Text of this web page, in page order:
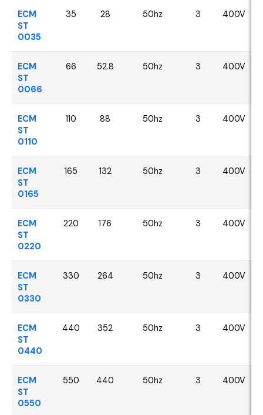
ECM
ST
0035
35 28 50hz 3 400V
ECM
ST
0066
66 52.8 50hz 3 400V
ECM
ST
0110
110 88 50hz 3 400V
ECM
ST
0165
165 132 50hz 3 400V
ECM
ST
0220
220 176 50hz 3 400V
ECM
ST
0330
330 264 50hz 3 400V
ECM
ST
0440
440 352 50hz 3 400V
ECM
ST
0550
550 440 50hz 3 400V